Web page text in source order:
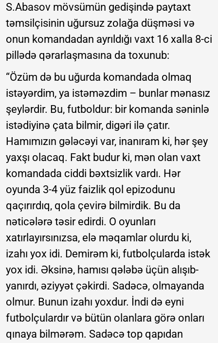
S.Abasov mövsümün gedişində paytaxt
təmsilçisinin uğursuz zolağa düşməsi və
onun komandadan ayrıldığı vaxt 16 xalla 8-ci
pillədə qərarlaşmasına da toxunub:
“Özüm də bu uğurda komandada olmaq
istəyərdim, ya istəməzdim – bunlar mənasız
şeylərdir. Bu, futboldur: bir komanda səninlə
istədiyinə çata bilmir, digəri ilə çatır.
Hamımızın gələcəyi var, inanıram ki, hər şey
yaxşı olacaq. Fakt budur ki, mən olan vaxt
komandada ciddi bəxtsizlik vardı. Hər
oyunda 3-4 yüz faizlik qol epizodunu
qaçırırdıq, qola çevirə bilmirdik. Bu da
nəticələrə təsir edirdi. O oyunları
xatırlayırsınızsa, elə məqamlar olurdu ki,
izahı yox idi. Demirəm ki, futbolçularda istək
yox idi. Əksinə, hamısı qələbə üçün alışıb-
yanırdı, əziyyət çəkirdi. Sadəcə, olmayanda
olmur. Bunun izahı yoxdur. İndi də eyni
futbolçulardır və bütün olanlara görə onları
qınaya bilmərəm. Sadəcə top qapıdan